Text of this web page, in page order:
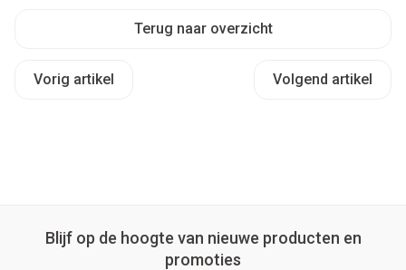
Terug naar overzicht
Vorig artikel Volgend artikel
Blijf op de hoogte van nieuwe producten en
promoties